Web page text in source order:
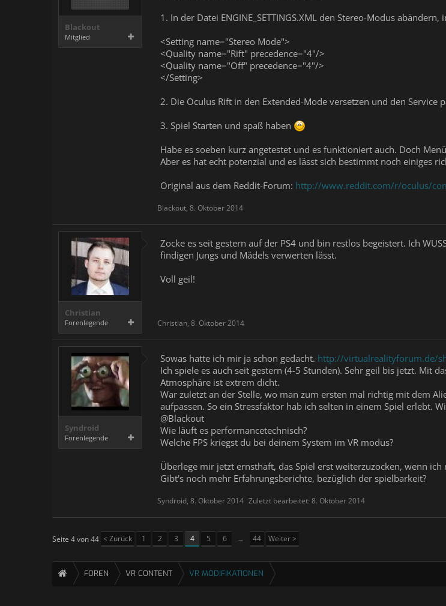
Blackout
Mitglied
1. In der Datei ENGINE_SETTINGS.XML den Stereo-Modus
<Setting name="Stereo Mode">
<Quality name="Rift" precedence="4"/>
<Quality name="Off" precedence="4"/>
</Setting>
2. Die Oculus Rift in den Extended-Mode versetzen und den Service
3. Spiel Starten und spaß haben
Habe es soeben kurz angetestet und es funktioniert auch. Doch
Aber es hat echt potenzial und es lässt sich bestimmt noch einiges
Original aus dem Reddit-Forum: http://www.reddit.com/r/oculus/
Blackout, 8. Oktober 2014
Christian
Forenlegende
Zocke es seit gestern auf der PS4 und bin restlos begeistert. Ich
findigen Jungs und Mädels verwerten lässt.
Voll geil!
Christian, 8. Oktober 2014
Syndroid
Forenlegende
Sowas hatte ich mir ja schon gedacht. http://virtualrealityforum.de/
Ich spiele es auch seit gestern (4-5 Stunden). Sehr geil bis jetzt. Mit
Atmosphäre ist extrem dicht.
War zuletzt an der Stelle, wo man zum ersten mal richtig mit dem
aufpassen. So ein Stressfaktor hab ich selten in einem Spiel erlebt.
@Blackout
Wie läuft es performancetechnisch?
Welche FPS kriegst du bei deinem System im VR modus?
Überlege mir jetzt ernsthaft, das Spiel erst weiterzuzocken, wenn
Gibt's noch mehr Erfahrungsberichte, bezüglich der spielbarkeit?
Syndroid, 8. Oktober 2014 Zuletzt bearbeitet: 8. Oktober 2014
Seite 4 von 44 < Zurück 1 2 3 4 5 6 → 44 Weiter >
FOREN VR CONTENT VR MODIFIKATIONEN